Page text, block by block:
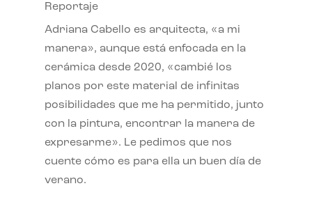
Reportaje
Adriana Cabello es arquitecta, «a mi
manera», aunque está enfocada en la
cerámica desde 2020, «cambié los
planos por este material de infinitas
posibilidades que me ha permitido, junto
con la pintura, encontrar la manera de
expresarme». Le pedimos que nos
cuente cómo es para ella un buen día de
verano.